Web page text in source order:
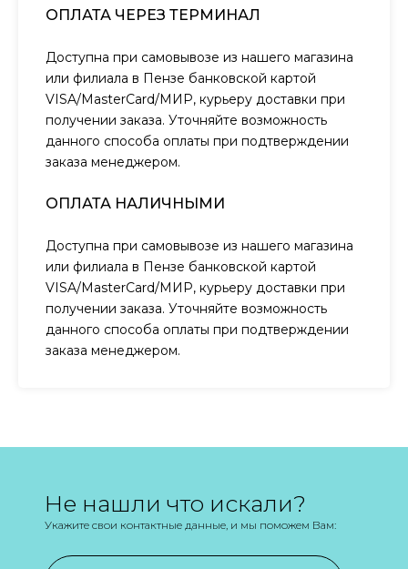
ОПЛАТА ЧЕРЕЗ ТЕРМИНАЛ
Доступна при самовывозе из нашего магазина
или филиала в Пензе банковской картой
VISA/MasterCard/МИР, курьеру доставки при
получении заказа. Уточняйте возможность
данного способа оплаты при подтверждении
заказа менеджером.
ОПЛАТА НАЛИЧНЫМИ
Доступна при самовывозе из нашего магазина
или филиала в Пензе банковской картой
VISA/MasterCard/МИР, курьеру доставки при
получении заказа. Уточняйте возможность
данного способа оплаты при подтверждении
заказа менеджером.
Не нашли что искали?
Укажите свои контактные данные, и мы поможем Вам: